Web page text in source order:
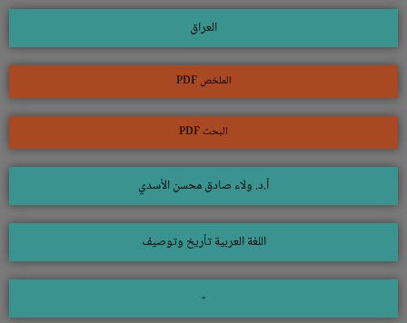
العراق
الملخص PDF
البحث PDF
أ.د. ولاء صادق محسن الأسدي
اللغة العربية تأريخ وتوصيف
-